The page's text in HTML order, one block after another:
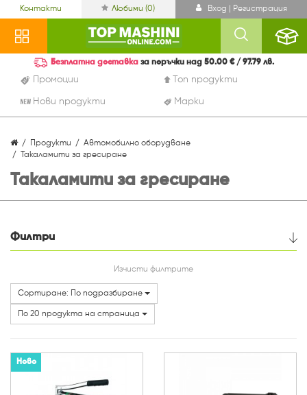
Контакти Любими (0) Вход | Регистрация
Промоции Топ продукти
Нови продукти Марки
Безплатна доставка за поръчки над 50.00 € / 97.79 лв.
Продукти
Автомобилно оборудване
Такаламити за гресиране
Такаламити за гресиране
Филтри
Марки
Изчисти филтрите
Сортиране: По подразбиране
По 20 продукта на страница
Ново